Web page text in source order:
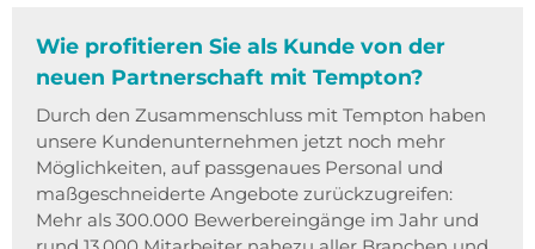
Wie profitieren Sie als Kunde von der
neuen Partnerschaft mit Tempton?
Durch den Zusammenschluss mit Tempton haben
unsere Kundenunternehmen jetzt noch mehr
Möglichkeiten, auf passgenaues Personal und
maßgeschneiderte Angebote zurückzugreifen:
Mehr als 300.000 Bewerbereingänge im Jahr und